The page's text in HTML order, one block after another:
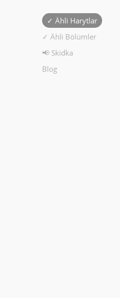
✓ Ähli Harytlar
✓ Ähli Bölümler
📢 Skidka
Blog